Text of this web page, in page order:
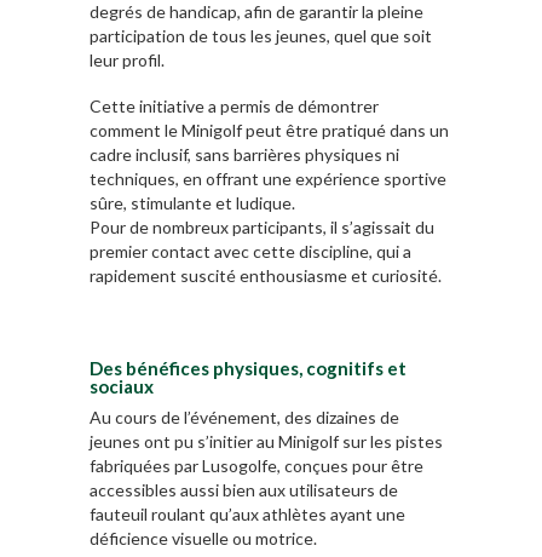
degrés de handicap, afin de garantir la pleine
participation de tous les jeunes, quel que soit
leur profil.
Cette initiative a permis de démontrer
comment le Minigolf peut être pratiqué dans un
cadre inclusif, sans barrières physiques ni
techniques, en offrant une expérience sportive
sûre, stimulante et ludique.
Pour de nombreux participants, il s’agissait du
premier contact avec cette discipline, qui a
rapidement suscité enthousiasme et curiosité.
Des bénéfices physiques, cognitifs et
sociaux
Au cours de l’événement, des dizaines de
jeunes ont pu s’initier au Minigolf sur les pistes
fabriquées par Lusogolfe, conçues pour être
accessibles aussi bien aux utilisateurs de
fauteuil roulant qu’aux athlètes ayant une
déficience visuelle ou motrice.